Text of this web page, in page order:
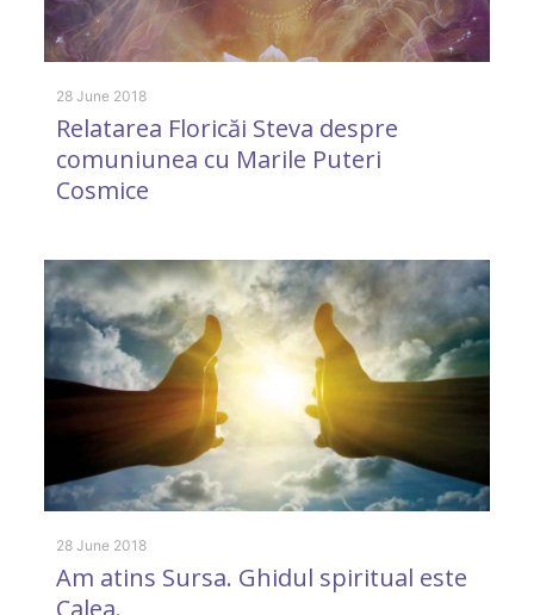
28 June 2018
Relatarea Floricăi Steva despre
comuniunea cu Marile Puteri
Cosmice
28 June 2018
Am atins Sursa. Ghidul spiritual este
Calea.